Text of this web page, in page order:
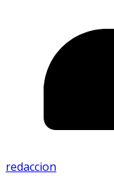
redaccion